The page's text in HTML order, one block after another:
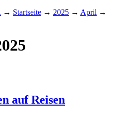
→ Startseite → 2025 → April →
auf Reisen